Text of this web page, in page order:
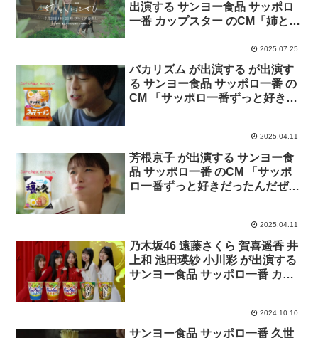
出演する サンヨー食品 サッポロ
一番 カップスター のCM「姉とい
2025.07.25
バカリズム が出演する が出演す
る サンヨー食品 サッポロ一番 の
CM 「サッポロ一番ずっと好きだ
2025.04.11
芳根京子 が出演する サンヨー食
品 サッポロ一番 のCM 「サッポ
ロ一番ずっと好きだったんだぜ。
2025.04.11
乃木坂46 遠藤さくら 賀喜遥香 井
上和 池田瑛紗 小川彩 が出演する
サンヨー食品 サッポロ一番 カッ
2024.10.10
サンヨー食品 サッポロ一番 久世